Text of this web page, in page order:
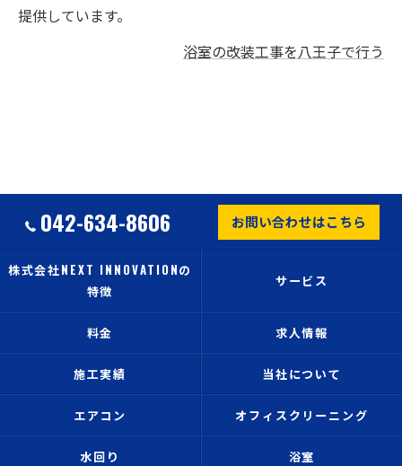
提供しています。
浴室の改装工事を八王子で行う
042-634-8606 お問い合わせはこちら
株式会社NEXT INNOVATIONの
特徴
サービス
料金 求人情報
施工実績 当社について
エアコン オフィスクリーニング
水回り 浴室